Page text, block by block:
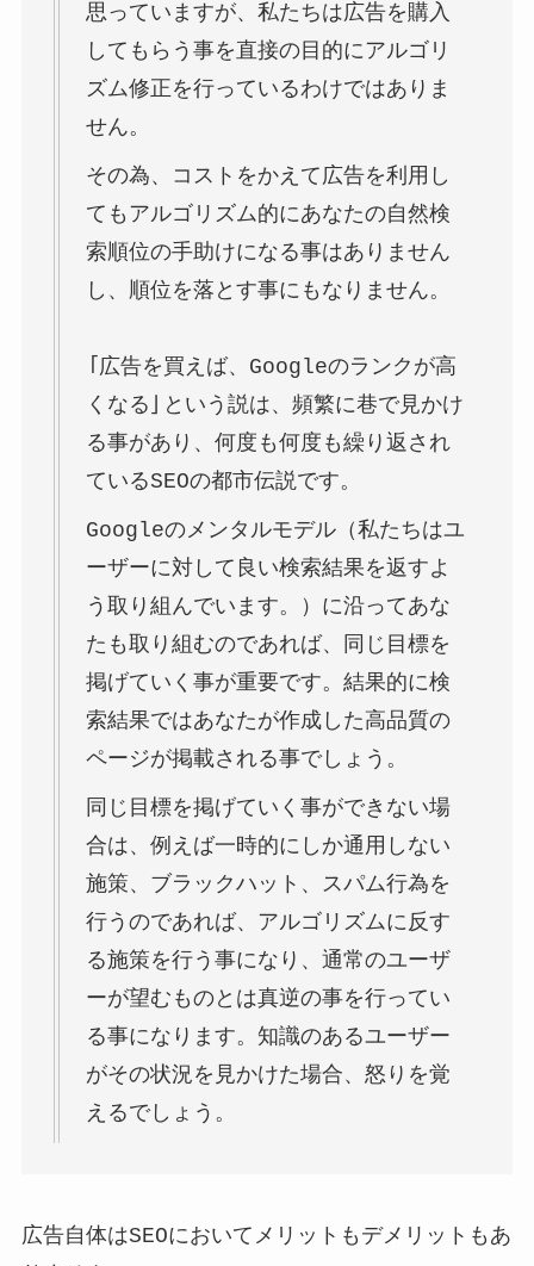
思っていますが、私たちは広告を購入
してもらう事を直接の目的にアルゴリ
ズム修正を行っているわけではありま
せん。
その為、コストをかえて広告を利用し
てもアルゴリズム的にあなたの自然検
索順位の手助けになる事はありません
し、順位を落とす事にもなりません。
「広告を買えば、Googleのランクが高
くなる」という説は、頻繁に巷で見かけ
る事があり、何度も何度も繰り返され
ているSEOの都市伝説です。
Googleのメンタルモデル（私たちはユ
ーザーに対して良い検索結果を返すよ
う取り組んでいます。）に沿ってあな
たも取り組むのであれば、同じ目標を
掲げていく事が重要です。結果的に検
索結果ではあなたが作成した高品質の
ページが掲載される事でしょう。
同じ目標を掲げていく事ができない場
合は、例えば一時的にしか通用しない
施策、ブラックハット、スパム行為を
行うのであれば、アルゴリズムに反す
る施策を行う事になり、通常のユーザ
ーが望むものとは真逆の事を行ってい
る事になります。知識のあるユーザー
がその状況を見かけた場合、怒りを覚
えるでしょう。
広告自体はSEOにおいてメリットもデメリットもあ